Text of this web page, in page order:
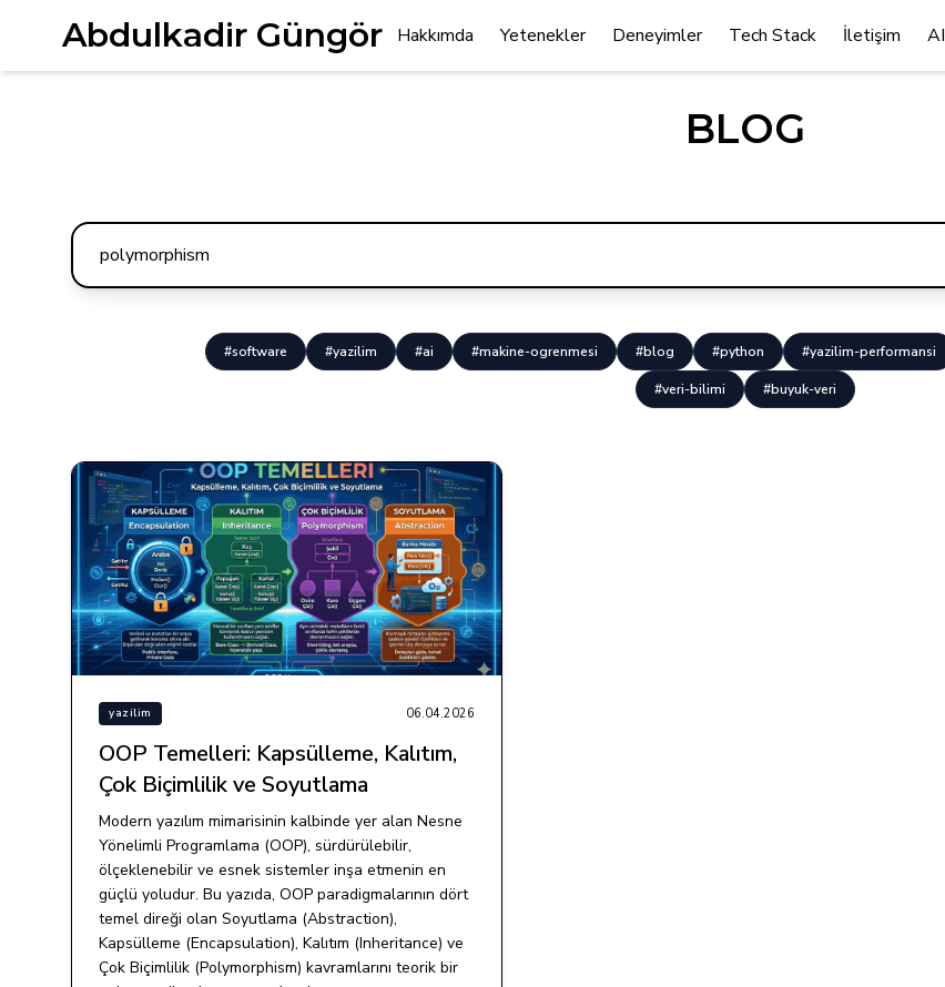
Abdulkadir Güngör Hakkımda Yetenekler Deneyimler Tech Stack İletişim AI
BLOG
#software #yazilim #ai #makine-ogrenmesi #blog #python #yazilim-performansi
#veri-bilimi #buyuk-veri
yazilim 06.04.2026
OOP Temelleri: Kapsülleme, Kalıtım,
Çok Biçimlilik ve Soyutlama
Modern yazılım mimarisinin kalbinde yer alan Nesne
Yönelimli Programlama (OOP), sürdürülebilir,
ölçeklenebilir ve esnek sistemler inşa etmenin en
güçlü yoludur. Bu yazıda, OOP paradigmalarının dört
temel direği olan Soyutlama (Abstraction),
Kapsülleme (Encapsulation), Kalıtım (Inheritance) ve
Çok Biçimlilik (Polymorphism) kavramlarını teorik bir